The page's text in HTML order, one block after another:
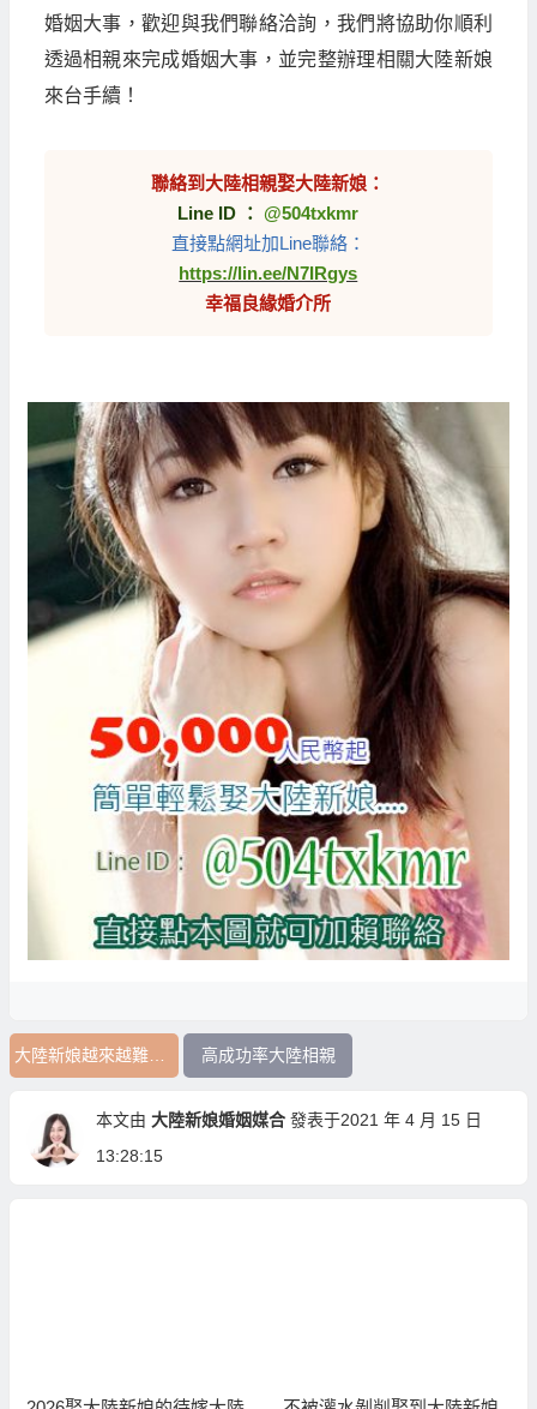
婚姻大事，歡迎與我們聯絡洽詢，我們將協助你順利
透過相親來完成婚姻大事，並完整辦理相關大陸新娘
來台手續！
聯絡到大陸相親娶大陸新娘：
Line ID ： @504txkmr
直接點網址加Line聯絡：
https://lin.ee/N7IRgys
幸福良緣婚介所
大陸新娘越來越難娶到 高成功率大陸相親
本文由 大陸新娘婚姻媒合 發表于2021 年 4 月 15 日
13:28:15